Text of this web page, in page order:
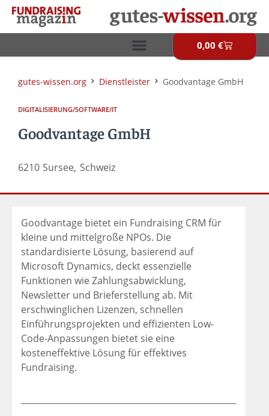
Zum
Inhalt
springen
0,00 €
gutes-wissen.org Dienstleister Goodvantage GmbH
DIGITALISIERUNG/SOFTWARE/IT
Goodvantage GmbH
6210 Sursee, Schweiz
Goodvantage bietet ein Fundraising CRM für
kleine und mittelgroße NPOs. Die
standardisierte Lösung, basierend auf
Microsoft Dynamics, deckt essenzielle
Funktionen wie Zahlungsabwicklung,
Newsletter und Brieferstellung ab. Mit
erschwinglichen Lizenzen, schnellen
Einführungsprojekten und effizienten Low-
Code-Anpassungen bietet sie eine
kosteneffektive Lösung für effektives
Fundraising.